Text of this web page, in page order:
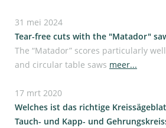
31 mei 2024
Tear-free cuts with the "Matador"
The “Matador” scores particularly
and circular table saws meer...
17 mrt 2020
Welches ist das richtige
Tauch- und Kapp- und